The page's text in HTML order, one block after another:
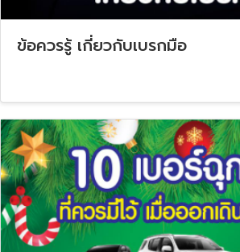
ข้อควรรู้ เกี่ยวกับเบรกมือ